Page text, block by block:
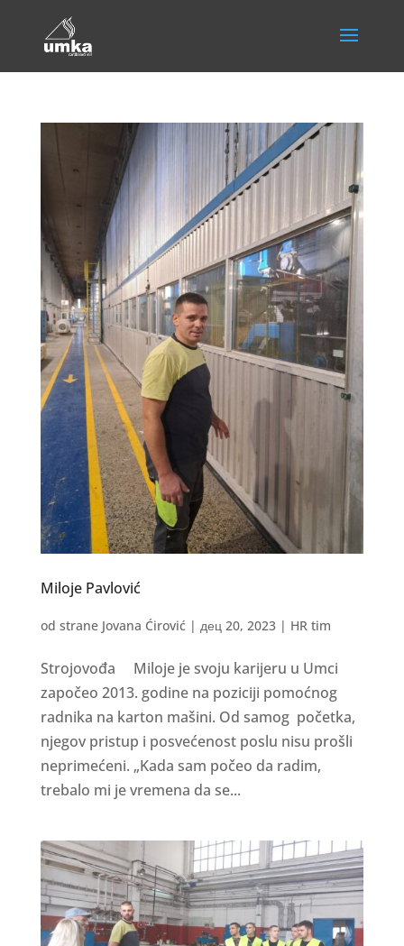
Miloje Pavlović
od strane Jovana Ćirović| дец 20, 2023| HR tim
Strojovođa Miloje je svoju karijeru u Umci
započeo 2013. godine na poziciji pomoćnog
radnika na karton mašini. Od samog početka,
njegov pristup i posvećenost poslu nisu prošli
neprimećeni. „Kada sam počeo da radim,
trebalo mi je vremena da se...